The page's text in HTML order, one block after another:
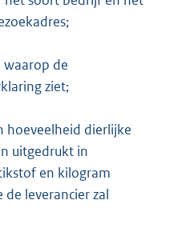
de
ziet;
hoeveelheid dierlijke
uitgedrukt in
en kilogram
leverancier zal